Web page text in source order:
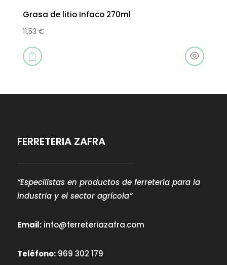
Grasa de litio Infaco 270ml
11,53 €

FERRETERIA ZAFRA
“Especilistas en productos de ferretería para la
industria y el sector agrícola”
Email:info@ferreteriazafra.com
Teléfono:969 302 179